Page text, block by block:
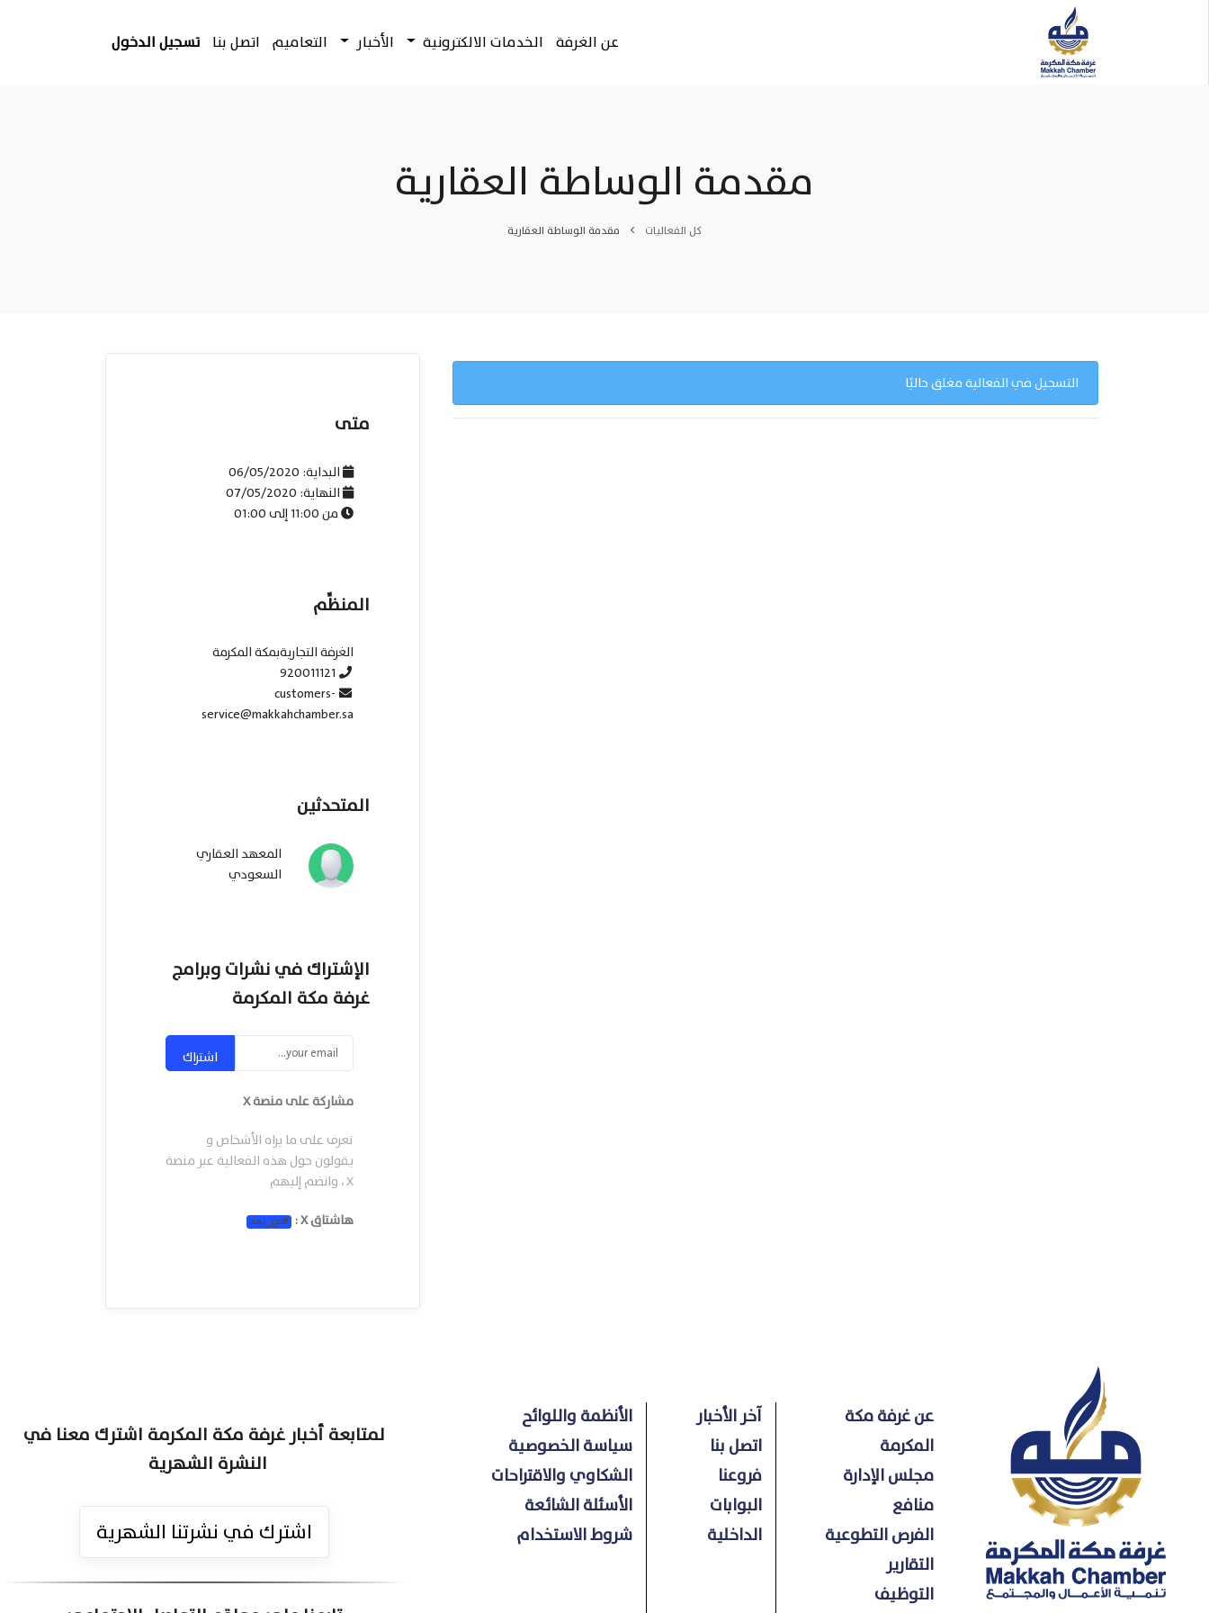
عن الغرفة الخدمات الالكترونية الأخبار التعاميم اتصل بنا تسجيل الدخول
مقدمة الوساطة العقارية
كل الفعاليات مقدمة الوساطة العقارية
التسجيل في الفعالية مغلق حاليًا
متى
البداية: 06/05/2020
النهاية: 07/05/2020
من11:00إلى01:00
المنظِّم
الغرفة التجاريةبمكة المكرمة
920011121
customers-
service@makkahchamber.sa
المتحدثين
المعهد العقاري
السعودي
الإشتراك في نشرات وبرامج
غرفة مكة المكرمة
اشتراك
مشاركة على منصة X
تعرف على ما يراه الأشخاص و
يقولون حول هذه الفعالية عبر منصة
X ، وانضم إليهم
هاشتاق X :
#عن_بعد
عن غرفة مكة
المكرمة
مجلس الإدارة
منافع
الفرص التطوعية
التقارير
التوظيف
آخر الأخبار
اتصل بنا
فروعنا
البوابات
الداخلية
الأنظمة واللوائح
سياسة الخصوصية
الشكاوي والاقتراحات
الأسئلة الشائعة
شروط الاستخدام
لمتابعة أخبار غرفة مكة المكرمة اشترك معنا في
النشرة الشهرية
اشترك في نشرتنا الشهرية